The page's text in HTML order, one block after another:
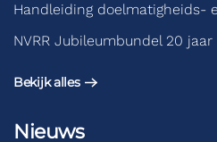
Handleiding doelmatigheids-
NVRR Jubileumbundel 20 jaar
Bekijk alles
Nieuws